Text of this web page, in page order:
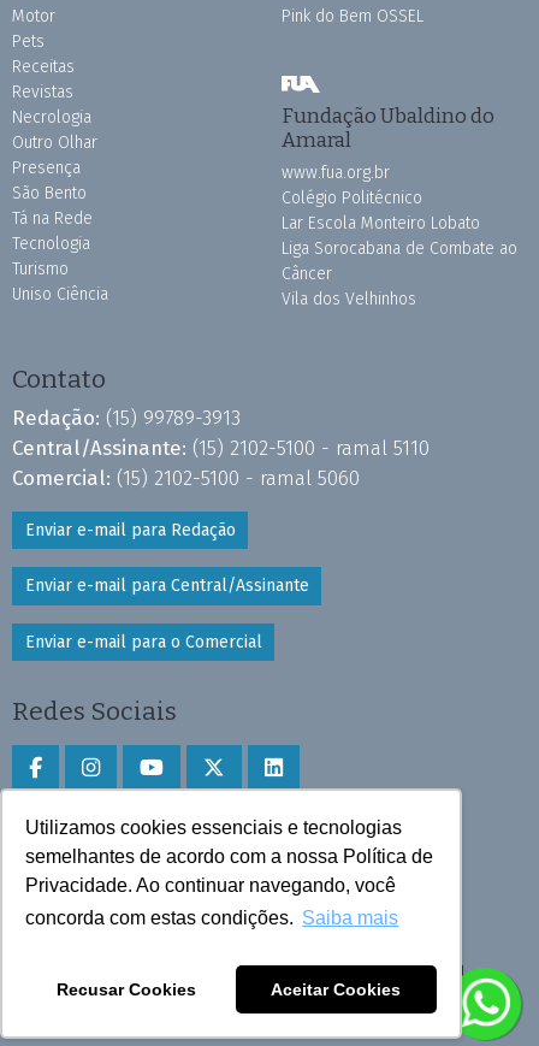
Utilizamos cookies essenciais e tecnologias
semelhantes de acordo com a nossa Política de
Privacidade. Ao continuar navegando, você
concorda com estas condições. Saiba mais
Recusar Cookies Aceitar Cookies
Motor
Pets
Receitas
Revistas
Necrologia
Outro Olhar
Presença
São Bento
Tá na Rede
Tecnologia
Turismo
Uniso Ciência
Pink do Bem OSSEL
Fundação Ubaldino do
Amaral
www.fua.org.br
Colégio Politécnico
Lar Escola Monteiro Lobato
Liga Sorocabana de Combate ao
Câncer
Vila dos Velhinhos
Contato
Redação: (15) 99789-3913
Central/Assinante: (15) 2102-5100 - ramal 5110
Comercial: (15) 2102-5100 - ramal 5060
Enviar e-mail para Redação
Enviar e-mail para Central/Assinante
Enviar e-mail para o Comercial
Redes Sociais
Faça download do aplicativo
Play Store e App Store
Todos os direitos reservados © 2025 Cruzeiro do Sul